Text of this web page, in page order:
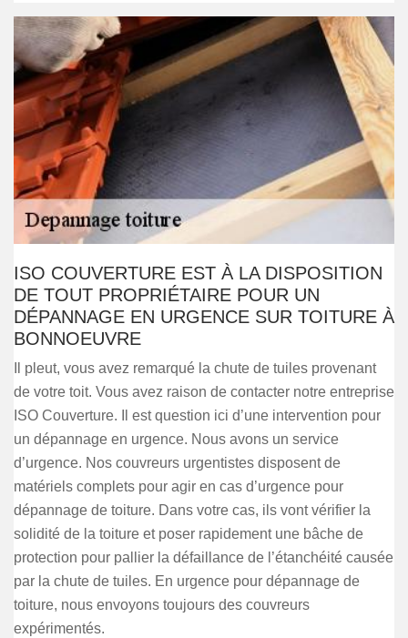
ISO COUVERTURE EST À LA DISPOSITION
DE TOUT PROPRIÉTAIRE POUR UN
DÉPANNAGE EN URGENCE SUR TOITURE À
BONNOEUVRE
Il pleut, vous avez remarqué la chute de tuiles provenant
de votre toit. Vous avez raison de contacter notre entreprise
ISO Couverture. Il est question ici d’une intervention pour
un dépannage en urgence. Nous avons un service
d’urgence. Nos couvreurs urgentistes disposent de
matériels complets pour agir en cas d’urgence pour
dépannage de toiture. Dans votre cas, ils vont vérifier la
solidité de la toiture et poser rapidement une bâche de
protection pour pallier la défaillance de l’étanchéité causée
par la chute de tuiles. En urgence pour dépannage de
toiture, nous envoyons toujours des couvreurs
expérimentés.